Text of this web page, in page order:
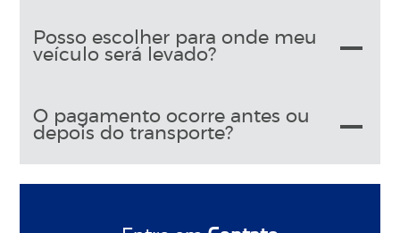
Posso escolher para onde meu
veículo será levado?
O pagamento ocorre antes ou
depois do transporte?